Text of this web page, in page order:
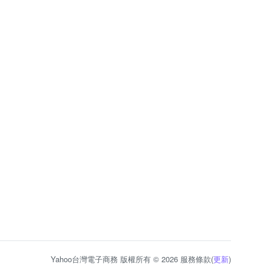
Yahoo台灣電子商務 版權所有 © 2026 服務條款(更新)